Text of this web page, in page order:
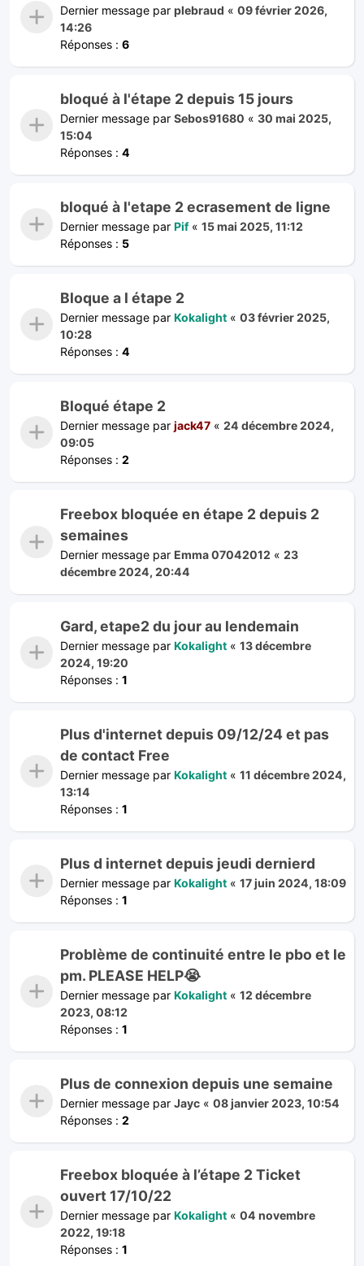
Dernier message par plebraud « 09 février 2026,
14:26
Réponses : 6
bloqué à l'étape 2 depuis 15 jours
Dernier message par Sebos91680 « 30 mai 2025,
15:04
Réponses : 4
bloqué à l'etape 2 ecrasement de ligne
Dernier message par Pif« 15 mai 2025, 11:12
Réponses : 5
Bloque a l étape 2
Dernier message par Kokalight « 03 février 2025,
10:28
Réponses : 4
Bloqué étape 2
Dernier message par jack47 « 24 décembre 2024,
09:05
Réponses : 2
Freebox bloquée en étape 2 depuis 2
semaines
Dernier message par Emma 07042012 « 23
décembre 2024, 20:44
Gard, etape2 du jour au lendemain
Dernier message par Kokalight « 13 décembre
2024, 19:20
Réponses : 1
Plus d'internet depuis 09/12/24 et pas
de contact Free
Dernier message par Kokalight « 11 décembre 2024,
13:14
Réponses : 1
Plus d internet depuis jeudi dernierd
Dernier message par Kokalight « 17 juin 2024, 18:09
Réponses : 1
Problème de continuité entre le pbo et le
pm. PLEASE HELP😭
Dernier message par Kokalight « 12 décembre
2023, 08:12
Réponses : 1
Plus de connexion depuis une semaine
Dernier message par Jayc « 08 janvier 2023, 10:54
Réponses : 2
Freebox bloquée à l’étape 2 Ticket
ouvert 17/10/22
Dernier message par Kokalight « 04 novembre
2022, 19:18
Réponses : 1